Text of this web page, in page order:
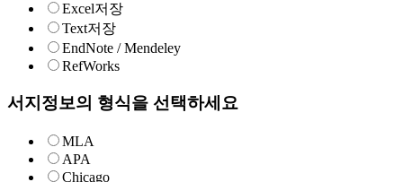
Excel저장
Text저장
EndNote / Mendeley
RefWorks
서지정보의 형식을 선택하세요
MLA
APA
Chicago